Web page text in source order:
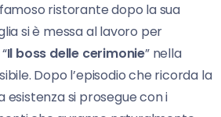
ristorante dopo la sua
si è messa al lavoro per
Il boss delle cerimonie” nella
Dopo l’episodio che ricorda la
esistenza si prosegue con i